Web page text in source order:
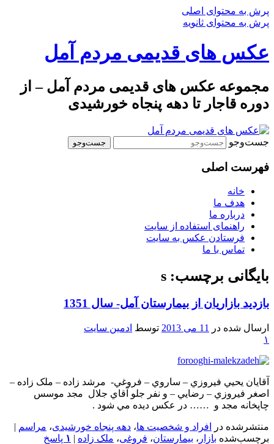
پرش به محتوای اصلی
پرش به محتوای ثانویه
عکس های قدیمی مردم آمل
مجموعه عکس های قدیمی مردم آمل – از
دوره قاجار تا دهه پنجاه خورشیدی
جست‌وجو
فهرست اصلی
خانه
هدف ما
درباره ما
راهنمای استفاده از سایت
فرستادن عکس به سایت
تماس با ما
بایگانی برچسب: s
بازدید بازاریان از بیمارستان آمل- سال 1351
ارسال شده در 11 می 2013 توسط ادمین سایت
۱
آقايان يحيي فيروزي – ساروي – فروغي- مرشد زاده – ملک زاده –
اصغر فيروزي – رضايي – و نفر جلو آقاي جلال مجد موسس
چاپخانه مجد و …… در عکس ديده مي شود .
منتشرشده در افراد و شخصیت ها، دهه پنجاه خورشیدی، مراسم |
برچسب‌شده بازار ، بیمارستان، فروغی، ملک زاده | ۱ پاسخ